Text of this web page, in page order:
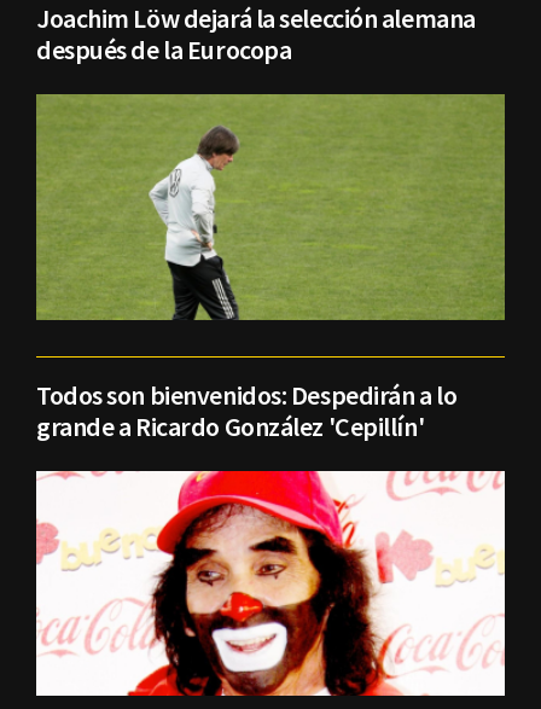
Joachim Löw dejará la selección alemana
después de la Eurocopa
Todos son bienvenidos: Despedirán a lo
grande a Ricardo González 'Cepillín'